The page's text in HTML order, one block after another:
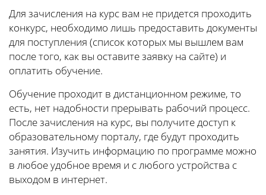
Для зачисления на курс вам не придется проходить
конкурс, необходимо лишь предоставить документы
для поступления (список которых мы вышлем вам
после того, как вы оставите заявку на сайте) и
оплатить обучение.
Обучение проходит в дистанционном режиме, то
есть, нет надобности прерывать рабочий процесс.
После зачисления на курс, вы получите доступ к
образовательному порталу, где будут проходить
занятия. Изучить информацию по программе можно
в любое удобное время и с любого устройства с
выходом в интернет.